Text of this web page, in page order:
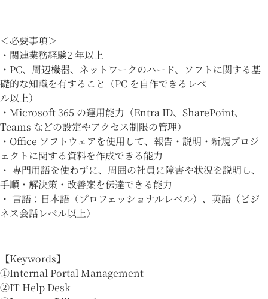
＜必要事項＞
・関連業務経験2 年以上
・PC、周辺機器、ネットワークのハード、ソフトに関する基
礎的な知識を有すること（PC を自作できるレベ
ル以上）
・Microsoft 365 の運用能力（Entra ID、SharePoint、
Teams などの設定やアクセス制限の管理）
・Office ソフトウェアを使用して、報告・説明・新規プロジ
ェクトに関する資料を作成できる能力
・ 専門用語を使わずに、周囲の社員に障害や状況を説明し、
手順・解決策・改善案を伝達できる能力
・ 言語：日本語（プロフェッショナルレベル）、英語（ビジ
ネス会話レベル以上）
【Keywords】
①Internal Portal Management
②IT Help Desk